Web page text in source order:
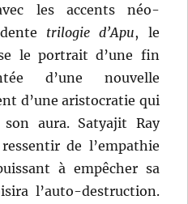
les accents néo-
trilogie d’Apu, le
le portrait d’une fin
d’une nouvelle
d’une aristocratie qui
aura. Satyajit Ray
de l’empathie
à empêcher sa
l’auto-destruction.